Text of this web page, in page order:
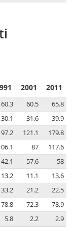
2001 2011
60.3 60.5
65.8
30.1 31.6
39.9
97.2 121.1
179.8
87
117.6
42.1 57.6
58
13.2 11.1
13.6
33.2 21.2
22.5
78.8 72.3
78.9
5.8 2.2 2.9